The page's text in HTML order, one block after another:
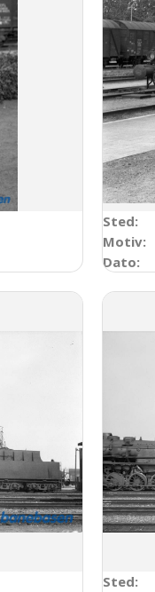
Sted:
Motiv:
Dato:
Sted: